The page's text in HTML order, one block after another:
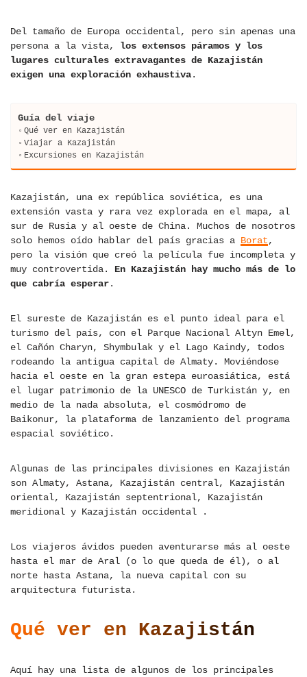
Del tamaño de Europa occidental, pero sin apenas una
persona a la vista, los extensos páramos y los
lugares culturales extravagantes de Kazajistán
exigen una exploración exhaustiva.
Guía del viaje
Qué ver en Kazajistán
Viajar a Kazajistán
Excursiones en Kazajistán
Kazajistán, una ex república soviética, es una
extensión vasta y rara vez explorada en el mapa, al
sur de Rusia y al oeste de China. Muchos de nosotros
solo hemos oído hablar del país gracias a Borat,
pero la visión que creó la película fue incompleta y
muy controvertida. En Kazajistán hay mucho más de lo
que cabría esperar.
El sureste de Kazajistán es el punto ideal para el
turismo del país, con el Parque Nacional Altyn Emel,
el Cañón Charyn, Shymbulak y el Lago Kaindy, todos
rodeando la antigua capital de Almaty. Moviéndose
hacia el oeste en la gran estepa euroasiática, está
el lugar patrimonio de la UNESCO de Turkistán y, en
medio de la nada absoluta, el cosmódromo de
Baikonur, la plataforma de lanzamiento del programa
espacial soviético.
Algunas de las principales divisiones en Kazajistán
son Almaty, Astana, Kazajistán central, Kazajistán
oriental, Kazajistán septentrional, Kazajistán
meridional y Kazajistán occidental .
Los viajeros ávidos pueden aventurarse más al oeste
hasta el mar de Aral (o lo que queda de él), o al
norte hasta Astana, la nueva capital con su
arquitectura futurista.
Qué ver en Kazajistán
Aquí hay una lista de algunos de los principales